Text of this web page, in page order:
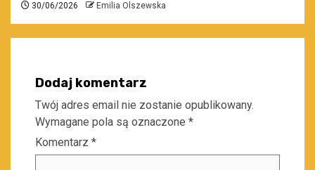
30/06/2026 Emilia Olszewska
Dodaj komentarz
Twój adres email nie zostanie opublikowany.
Wymagane pola są oznaczone *
Komentarz *